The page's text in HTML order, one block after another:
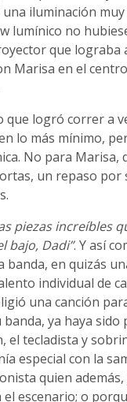
iluminación
lumínico no
que lograba
Marisa en el
logró correr a
lo más mínimo,
No para Marisa,
un repaso por
piezas increíbles
bajo, Dadi”. Y así
en quizás
individual de
una canción
ya haya
el tecladista y
especial con la
quien
escenario; o